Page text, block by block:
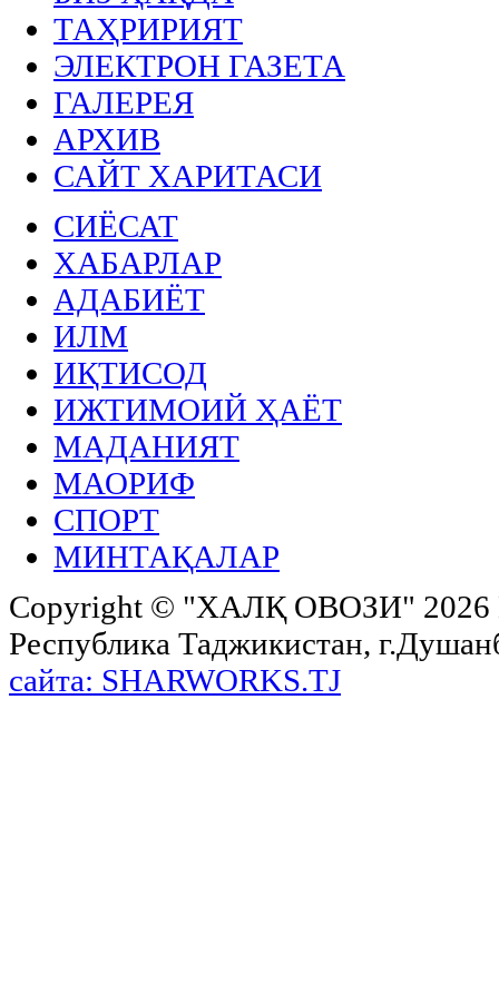
ТАҲРИРИЯТ
ЭЛЕКТРОН ГАЗЕТА
ГАЛЕРЕЯ
АРХИВ
САЙТ ХАРИТАСИ
СИЁСАТ
ХАБАРЛАР
АДАБИЁТ
ИЛМ
ИҚТИСОД
ИЖТИМОИЙ ҲАЁТ
МАДАНИЯТ
МАОРИФ
СПОРТ
МИНТАҚАЛАР
Copyright © "ХАЛҚ ОВОЗИ"
Республика Таджикистан,
сайта: SHARWORKS.TJ